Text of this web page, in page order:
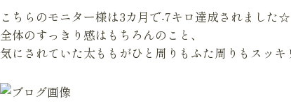
こちらのモニター様は3カ月で-7キロ達成されました☆
全体のすっきり感はもちろんのこと、
気にされていた太ももがひと周りもふた周りもスッキ